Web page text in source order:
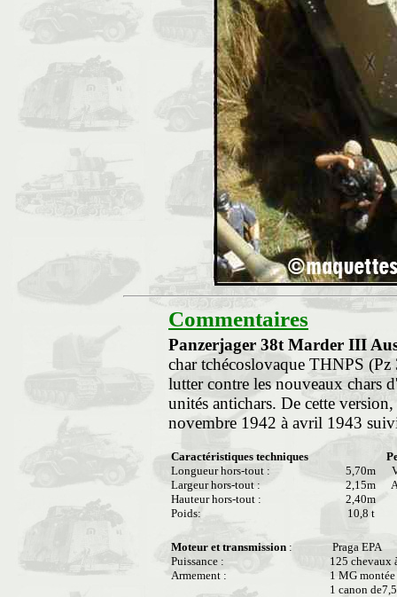
Commentaires
Panzerjager 38t Marder III
char tchécoslovaque THNPS
lutter contre les nouveaux chars
unités antichars. De cette
novembre 1942 à avril 1943
Caractéristiques techniques
Longueur hors-tout :
Largeur hors-tout :
Hauteur hors-tout :
Poids:
5,70m
2,15m
2,40m
10,8 t
Moteur et transmission :
Puissance :
Armement :
Praga EPA
125 chevaux
1 MG
1 canon